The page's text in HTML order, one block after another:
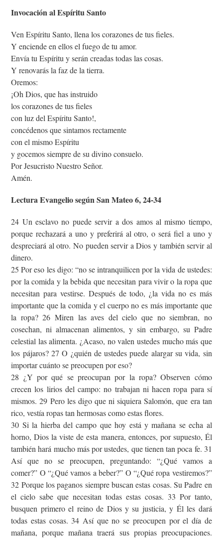
Invocación al Espíritu Santo
Ven Espíritu Santo, llena los corazones de tus fieles.
Y enciende en ellos el fuego de tu amor.
Envía tu Espíritu y serán creadas todas las cosas.
Y renovarás la faz de la tierra.
Oremos:
¡Oh Dios, que has instruido
los corazones de tus fieles
con luz del Espíritu Santo!,
concédenos que sintamos rectamente
con el mismo Espíritu
y gocemos siempre de su divino consuelo.
Por Jesucristo Nuestro Señor.
Amén.
Lectura Evangelio según San Mateo 6, 24-34
24 Un esclavo no puede servir a dos amos al mismo tiempo,
porque rechazará a uno y preferirá al otro, o será fiel a uno y
despreciará al otro. No pueden servir a Dios y también servir al
dinero.
25 Por eso les digo: “no se intranquilicen por la vida de ustedes:
por la comida y la bebida que necesitan para vivir o la ropa que
necesitan para vestirse. Después de todo, ¿la vida no es más
importante que la comida y el cuerpo no es más importante que
la ropa? 26 Miren las aves del cielo que no siembran, no
cosechan, ni almacenan alimentos, y sin embargo, su Padre
celestial las alimenta. ¿Acaso, no valen ustedes mucho más que
los pájaros? 27 O ¿quién de ustedes puede alargar su vida, sin
importar cuánto se preocupen por eso?
28 ¿Y por qué se preocupan por la ropa? Observen cómo
crecen los lirios del campo: no trabajan ni hacen ropa para sí
mismos. 29 Pero les digo que ni siquiera Salomón, que era tan
rico, vestía ropas tan hermosas como estas flores.
30 Si la hierba del campo que hoy está y mañana se echa al
horno, Dios la viste de esta manera, entonces, por supuesto, Él
también hará mucho más por ustedes, que tienen tan poca fe. 31
Así que no se preocupen, preguntando: “¿Qué vamos a
comer?” O “¿Qué vamos a beber?” O “¿Qué ropa vestiremos?”
32 Porque los paganos siempre buscan estas cosas. Su Padre en
el cielo sabe que necesitan todas estas cosas. 33 Por tanto,
busquen primero el reino de Dios y su justicia, y Él les dará
todas estas cosas. 34 Así que no se preocupen por el día de
mañana, porque mañana traerá sus propias preocupaciones.